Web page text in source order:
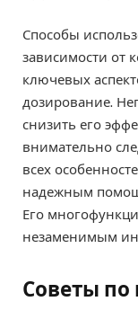
Способы
зависимости от
ключевых
дозирование.
снизить его
внимательно
всех
надежным
Его
незаменимым
Советы